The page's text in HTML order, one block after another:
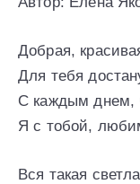
Добрая,
Для тебя
С каждым днем,
Я с тобой,
Вся такая